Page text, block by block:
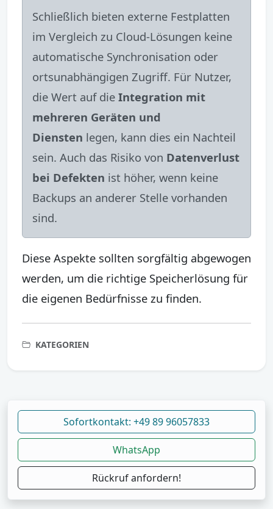
Schließlich bieten externe Festplatten
im Vergleich zu Cloud-Lösungen keine
automatische Synchronisation oder
ortsunabhängigen Zugriff. Für Nutzer,
die Wert auf die Integration mit
mehreren Geräten und
Diensten legen, kann dies ein Nachteil
sein. Auch das Risiko von Datenverlust
bei Defekten ist höher, wenn keine
Backups an anderer Stelle vorhanden
sind.
Diese Aspekte sollten sorgfältig abgewogen
werden, um die richtige Speicherlösung für
die eigenen Bedürfnisse zu finden.
KATEGORIEN
Sofortkontakt: +49 89 96057833
WhatsApp
Rückruf anfordern!